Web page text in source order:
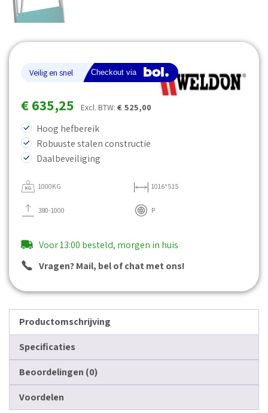
€635,25 Excl. BTW: € 525,00
1000KG 1016*515
380-1000 P
Voor 13:00 besteld, morgen in huis
Vragen? Mail, bel of chat met ons!
Hoog hefbereik
Robuuste stalen constructie
Daalbeveiliging
Productomschrijving
Specificaties
Beoordelingen (0)
Voordelen